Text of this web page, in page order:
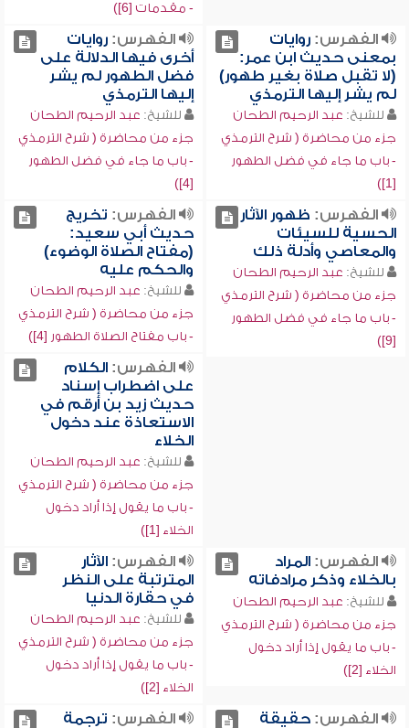
- مقدمات [6])
الفهرس:روايات
بمعنى حديث ابن عمر:
(لا تقبل صلاة بغير طهور)
لم يشر إليها الترمذي
للشيخ: عبد الرحيم الطحان
جزء من محاضرة ( شرح الترمذي
- باب ما جاء في فضل الطهور
[1])
الفهرس:روايات
أخرى فيها الدلالة على
فضل الطهور لم يشر
إليها الترمذي
للشيخ: عبد الرحيم الطحان
جزء من محاضرة ( شرح الترمذي
- باب ما جاء في فضل الطهور
[4])
الفهرس: ظهور الآثار
الحسية للسيئات
والمعاصي وأدلة ذلك
للشيخ: عبد الرحيم الطحان
جزء من محاضرة ( شرح الترمذي
- باب ما جاء في فضل الطهور
[9])
الفهرس: تخريج
حديث أبي سعيد:
(مفتاح الصلاة الوضوء)
والحكم عليه
للشيخ: عبد الرحيم الطحان
جزء من محاضرة ( شرح الترمذي
- باب مفتاح الصلاة الطهور [4])
الفهرس:الكلام
على اضطراب إسناد
حديث زيد بن أرقم في
الاستعاذة عند دخول
الخلاء
للشيخ: عبد الرحيم الطحان
جزء من محاضرة ( شرح الترمذي
- باب ما يقول إذا أراد دخول
الخلاء [1])
الفهرس:المراد
بالخلاء وذكر مرادفاته
للشيخ: عبد الرحيم الطحان
جزء من محاضرة ( شرح الترمذي
- باب ما يقول إذا أراد دخول
الخلاء [2])
الفهرس:الآثار
المترتبة على النظر
في حقارة الدنيا
للشيخ: عبد الرحيم الطحان
جزء من محاضرة ( شرح الترمذي
- باب ما يقول إذا أراد دخول
الخلاء [2])
الفهرس:حقيقة
الفهرس: ترجمة